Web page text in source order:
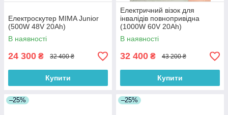
Електроскутер MIMA Junior
(500W 48V 20Ah)
В наявності
24 300 ₴ 32 400 ₴
Купити
Електричний візок для
інвалідів повнопривідна
(1000W 60V 20Ah)
В наявності
32 400 ₴ 43 200 ₴
Купити
–25% –25%